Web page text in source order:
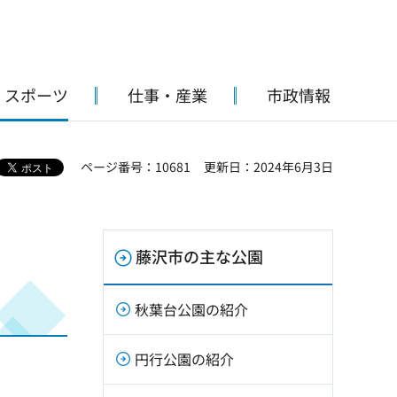
ポーツ 仕事・産業 市政情報
ページ番号：10681 更新日：2024年6月3日
藤沢市の主な公園
秋葉台公園の紹介
円行公園の紹介